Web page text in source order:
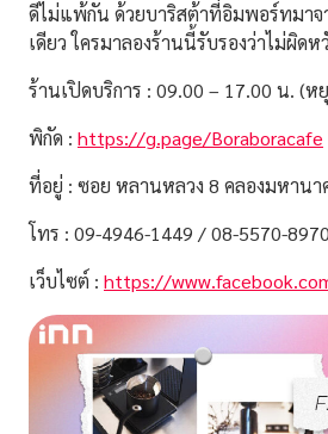
ดีไม่แพ้กัน ด้วยบาริสต้าที่อิมพอร์ทมาจ
เดียว ใครมาลองร้านนี้รับรองว่าไม่ผิดห
ร้านเปิดบริการ : 09.00 – 17.00 น. (ห
พิกัด : https://g.page/Boraboracafe
ที่อยู่ : ซอย หลานหลวง 8 คลองมหาน
โทร : 09-4946-1449 / 08-5570-8970
เว็บไซต์ : https://